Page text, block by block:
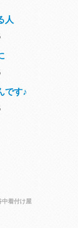
人
です♪
中着付け屋